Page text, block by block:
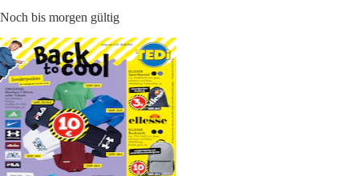
Noch bis morgen gültig